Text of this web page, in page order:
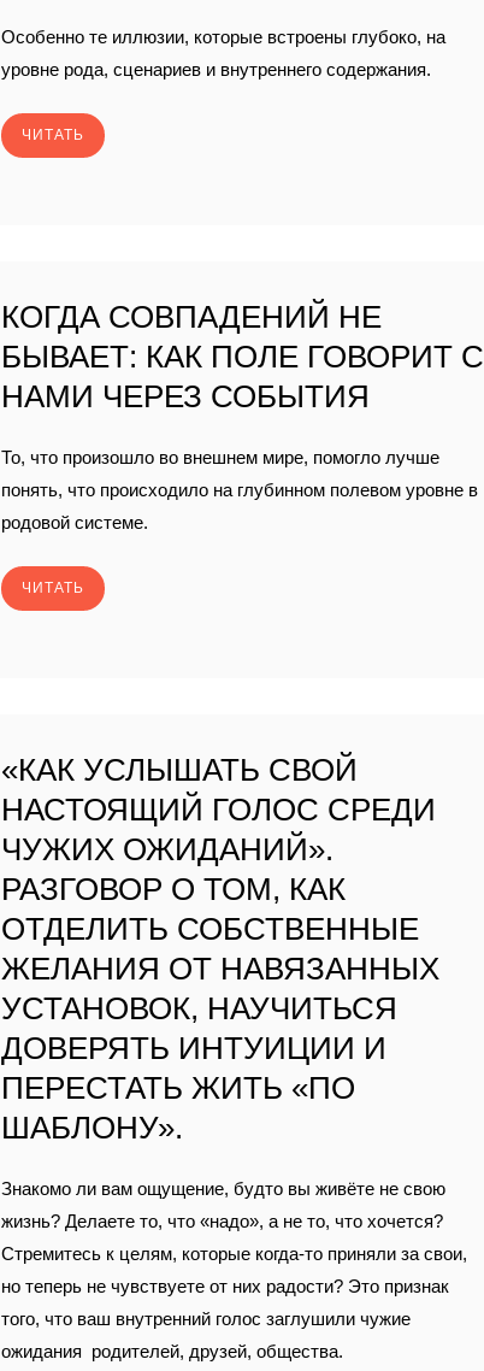
Особенно те иллюзии, которые встроены глубоко, на
уровне рода, сценариев и внутреннего содержания.
ЧИТАТЬ
КОГДА СОВПАДЕНИЙ НЕ
БЫВАЕТ: КАК ПОЛЕ ГОВОРИТ С
НАМИ ЧЕРЕЗ СОБЫТИЯ
То, что произошло во внешнем мире, помогло лучше
понять, что происходило на глубинном полевом уровне в
родовой системе.
ЧИТАТЬ
«КАК УСЛЫШАТЬ СВОЙ
НАСТОЯЩИЙ ГОЛОС СРЕДИ
ЧУЖИХ ОЖИДАНИЙ».
РАЗГОВОР О ТОМ, КАК
ОТДЕЛИТЬ СОБСТВЕННЫЕ
ЖЕЛАНИЯ ОТ НАВЯЗАННЫХ
УСТАНОВОК, НАУЧИТЬСЯ
ДОВЕРЯТЬ ИНТУИЦИИ И
ПЕРЕСТАТЬ ЖИТЬ «ПО
ШАБЛОНУ».
Знакомо ли вам ощущение, будто вы живёте не свою
жизнь? Делаете то, что «надо», а не то, что хочется?
Стремитесь к целям, которые когда‑то приняли за свои,
но теперь не чувствуете от них радости? Это признак
того, что ваш внутренний голос заглушили чужие
ожидания родителей, друзей, общества.